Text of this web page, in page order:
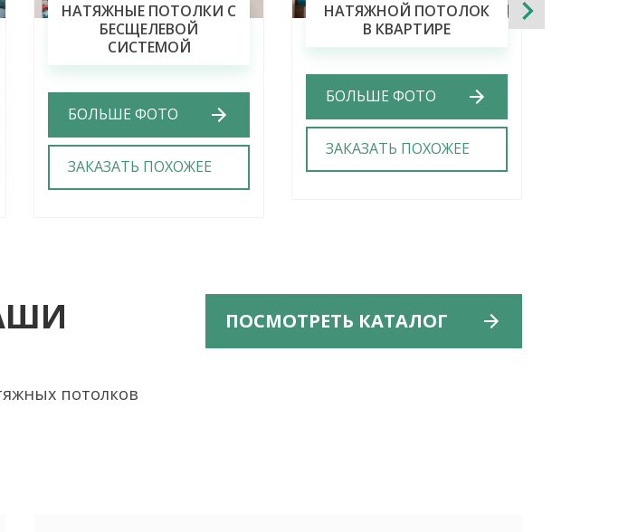
НАТЯЖНЫЕ ПОТОЛКИ С
БЕСЩЕЛЕВОЙ
СИСТЕМОЙ
БОЛЬШЕ ФОТО
ЗАКАЗАТЬ ПОХОЖЕЕ
НАТЯЖНОЙ ПОТОЛОК
В КВАРТИРЕ
БОЛЬШЕ ФОТО
ЗАКАЗАТЬ ПОХОЖЕЕ
Next
потолков
ПОСМОТРЕТЬ КАТАЛОГ